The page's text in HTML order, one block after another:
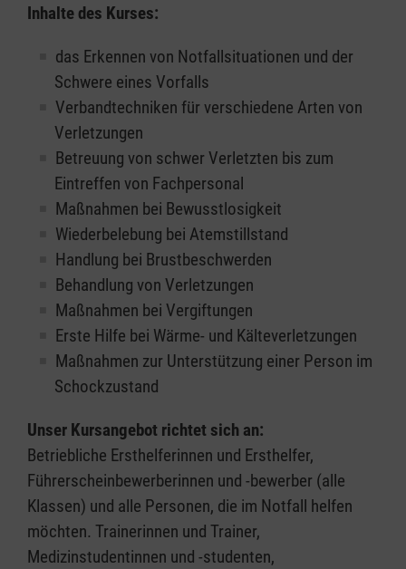
Inhalte des Kurses:
das Erkennen von Notfallsituationen und der
Schwere eines Vorfalls
Verbandtechniken für verschiedene Arten von
Verletzungen
Betreuung von schwer Verletzten bis zum
Eintreffen von Fachpersonal
Maßnahmen bei Bewusstlosigkeit
Wiederbelebung bei Atemstillstand
Handlung bei Brustbeschwerden
Behandlung von Verletzungen
Maßnahmen bei Vergiftungen
Erste Hilfe bei Wärme- und Kälteverletzungen
Maßnahmen zur Unterstützung einer Person im
Schockzustand
Unser Kursangebot richtet sich an:
Betriebliche Ersthelferinnen und Ersthelfer,
Führerscheinbewerberinnen und -bewerber (alle
Klassen) und alle Personen, die im Notfall helfen
möchten. Trainerinnen und Trainer,
Medizinstudentinnen und -studenten,